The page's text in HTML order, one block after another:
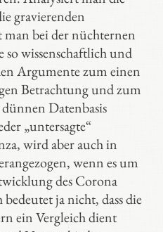
gravierenden
bei der nüchternen
so wissenschaftlich und
Argumente zum einen
Betrachtung und zum
Datenbasis
„untersagte“
wird aber auch in
wenn es um
des Corona
ja nicht, dass die
ein Vergleich dient